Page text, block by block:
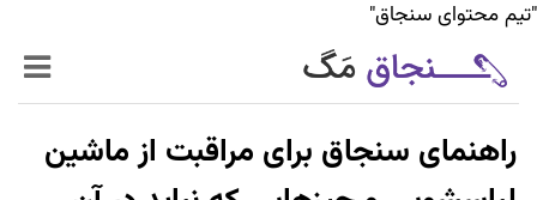
"تیم محتوای سنجاق"
حرفه‌ای‌تر
راهنمای سنجاق برای مراقبت از ماشین